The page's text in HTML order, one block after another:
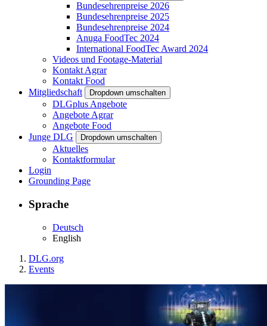
Bundesehrenpreise 2026
Bundesehrenpreise 2025
Bundesehrenpreise 2024
Anuga FoodTec 2024
International FoodTec Award 2024
Videos und Footage-Material
Kontakt Agrar
Kontakt Food
Mitgliedschaft
Dropdown umschalten
DLGplus Angebote
Angebote Agrar
Angebote Food
Junge DLG
Dropdown umschalten
Aktuelles
Kontaktformular
Login
Grounding Page
Sprache
Deutsch
English
DLG.org
Events